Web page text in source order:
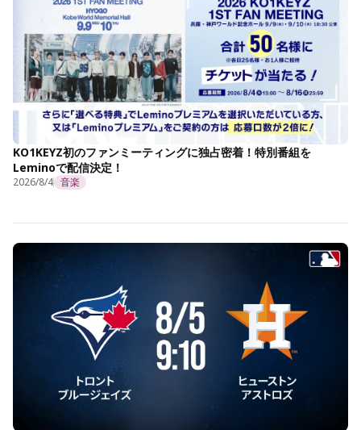
KO1KEYZ初のファンミーティングに独占密着！特別番組を
Leminoで配信決定！
2026/8/4 音楽